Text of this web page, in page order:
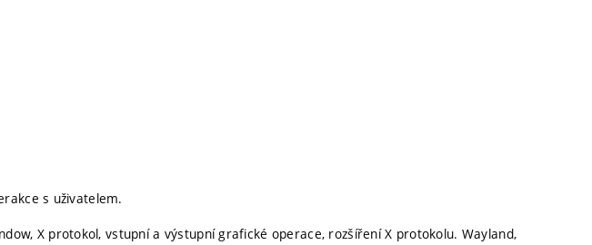
s uživatelem.
X protokol, vstupní a výstupní grafické operace, rozšíření X protokolu. Wayland,